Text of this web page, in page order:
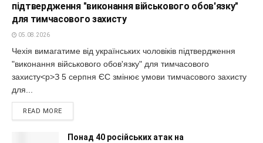
підтвердження "виконання військового обов'язку"
для тимчасового захисту
05.08.2026
Чехія вимагатиме від українських чоловіків підтвердження
"виконання військового обов'язку" для тимчасового
захисту<p>З 5 серпня ЄС змінює умови тимчасового захисту
для...
READ MORE
Понад 40 російських атак на